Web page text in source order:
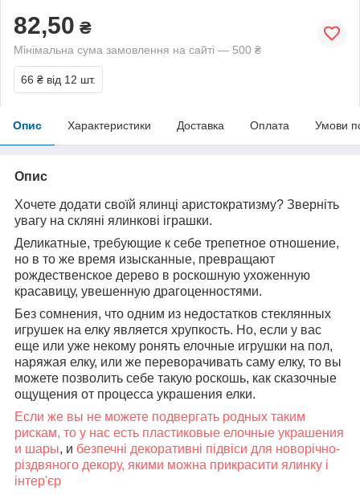
82,50 ₴
Мінімальна сума замовлення на сайті — 500 ₴
66 ₴ від 12 шт.
Опис Характеристики Доставка Оплата Умови
Опис
Хочете додати своїй ялинці аристократизму? Зверніть
увагу на скляні ялинкові іграшки.
Деликатные, требующие к себе трепетное отношение,
но в то же время изысканные, превращают
рождественское дерево в роскошную ухоженную
красавицу, увешенную драгоценностями.
Без сомнения, что одним из недостатков стеклянных
игрушек на елку является хрупкость. Но, если у вас
еще или уже некому ронять елочные игрушки на пол,
наряжая елку, или же переворачивать саму елку, то вы
можете позволить себе такую роскошь, как сказочные
ощущения от процесса украшения елки.
Если же вы не можете подвергать родных таким
рискам, то у нас есть пластиковые елочные украшения
и шары, и безпечні декоративні підвіси для новорічно-
різдвяного декору, якими можна прикрасити ялинку і
інтер'єр